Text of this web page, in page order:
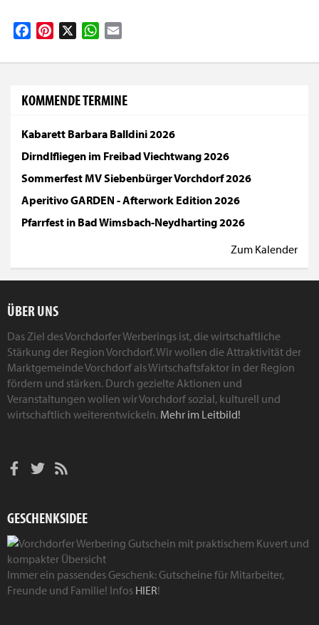
FacebookPinterest WhatsApp
KOMMENDE TERMINE
Kabarett Barbara Balldini 2026
Dirndlfliegen im Freibad Viechtwang 2026
Sommerfest MV Siebenbürger Vorchdorf 2026
Aperitivo GARDEN - Afterwork Edition 2026
Pfarrfest in Bad Wimsbach-Neydharting 2026
Zum Kalender
ÜBER UNS
Das Ziel des Vorchdorfer Werberings ist, die wirtschaftliche
Stärkung der Region Vorchdorf. Wir wollen die Attraktivität der
Marktgemeinde Vorchdorf als Wirtschaftsfaktor in der Region
fördern und stärken. Durch gezielte Aktionen und
Veranstaltungen wollen wir Vorchdorf sozial, kulturell und
wirtschaftlich weiterentwickeln. Mehr im Leitbild!
GESCHENKSIDEE
Immer ein passendes Geschenk: Gutscheine für Mitarbeiter,
Freunde und Familie! Infos HIER!